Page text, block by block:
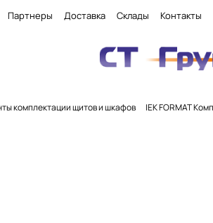
Партнеры Доставка Склады Контакты
комплектации щитов и шкафов IEK FORMAT